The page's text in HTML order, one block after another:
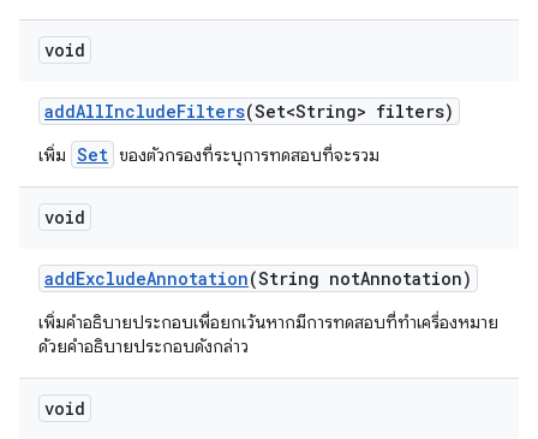
void
addAllIncludeFilters(Set<String> filters)
เพิ่ม Set ของตัวกรองที่ระบุการทดสอบที่จะรวม
void
addExcludeAnnotation(String notAnnotation)
เพิ่มคำอธิบายประกอบเพื่อยกเว้นหากมีการทดสอบที่ทำเครื่องหมาย
ด้วยคำอธิบายประกอบดังกล่าว
void